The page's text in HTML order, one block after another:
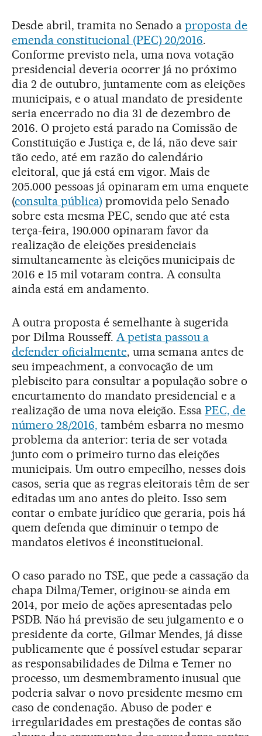
Desde abril, tramita no Senado aproposta de
emenda constitucional (PEC) 20/2016.
Conforme previsto nela, uma nova votação
presidencial deveria ocorrer já no próximo
dia 2 de outubro, juntamente com as eleições
municipais, e o atual mandato de presidente
seria encerrado no dia 31 de dezembro de
2016. O projeto está parado na Comissão de
Constituição e Justiça e, de lá, não deve sair
tão cedo, até em razão do calendário
eleitoral, que já está em vigor. Mais de
205.000 pessoas já opinaram em uma enquete
(consulta pública) promovida pelo Senado
sobre esta mesma PEC, sendo que até esta
terça-feira, 190.000 opinaram favor da
realização de eleições presidenciais
simultaneamente às eleições municipais de
2016 e 15 mil votaram contra. A consulta
ainda está em andamento.
A outra proposta é semelhante à sugerida
por Dilma Rousseff. A petista passou a
defender oficialmente, uma semana antes de
seu impeachment, a convocação de um
plebiscito para consultar a população sobre o
encurtamento do mandato presidencial e a
realização de uma nova eleição. EssaPEC, de
número 28/2016, também esbarra no mesmo
problema da anterior: teria de ser votada
junto com o primeiro turno das eleições
municipais. Um outro empecilho, nesses dois
casos, seria que as regras eleitorais têm de ser
editadas um ano antes do pleito. Isso sem
contar o embate jurídico que geraria, pois há
quem defenda que diminuir o tempo de
mandatos eletivos é inconstitucional.
O caso parado no TSE, que pede a cassação da
chapa Dilma/Temer, originou-se ainda em
2014, por meio de ações apresentadas pelo
PSDB. Não há previsão de seu julgamento e o
presidente da corte, Gilmar Mendes, já disse
publicamente que é possível estudar separar
as responsabilidades de Dilma e Temer no
processo, um desmembramento inusual que
poderia salvar o novo presidente mesmo em
caso de condenação. Abuso de poder e
irregularidades em prestações de contas são